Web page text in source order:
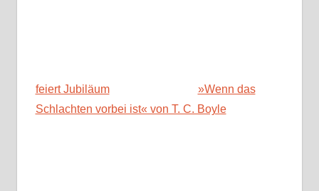
feiert Jubiläum
»Wenn das
Schlachten vorbei ist« von T. C. Boyle